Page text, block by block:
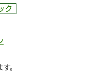
ク
。